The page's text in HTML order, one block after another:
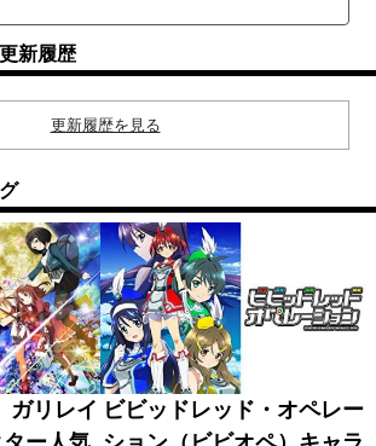
新履歴
更新履歴を見る
ガリレイ ビビッドレッド・オペレー